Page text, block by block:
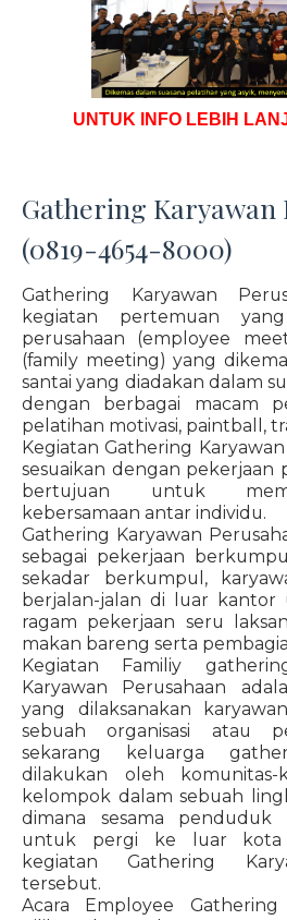
UNTUK INFO LEBIH
Gathering Karyawan
(0819-4654-8000)
Gathering Karyawan
kegiatan pertemuan
perusahaan (employee
(family meeting) yang
santai yang diadakan dalam
dengan berbagai macam
pelatihan motivasi, paintball,
Kegiatan Gathering
sesuaikan dengan pekerjaan
bertujuan untuk
kebersamaan antar individu.
Gathering Karyawan
sebagai pekerjaan
sekadar berkumpul,
berjalan-jalan di luar kantor
ragam pekerjaan seru
makan bareng serta
Kegiatan Familiy
Karyawan Perusahaan
yang dilaksanakan
sebuah organisasi atau
sekarang keluarga
dilakukan oleh komunitas-
kelompok dalam sebuah
dimana sesama
untuk pergi ke luar kota
kegiatan Gathering
tersebut.
Acara Employee